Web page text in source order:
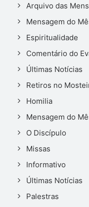
Arquivo das
Mensagem do
Espiritualidade
Comentário do
Últimas Notícias
Retiros no
Homilia
Mensagem do
O Discípulo
Missas
Informativo
Últimas Notícias
Palestras